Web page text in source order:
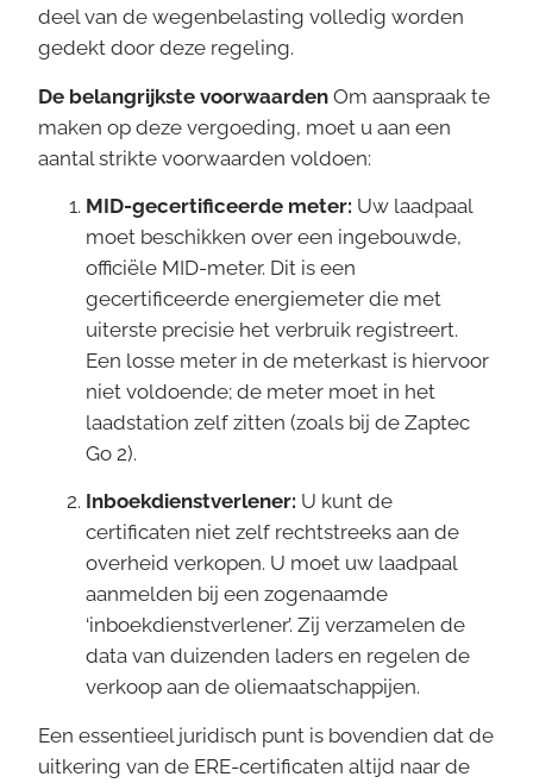
deel van de wegenbelasting volledig worden
gedekt door deze regeling.
De belangrijkste voorwaarden Om aanspraak te
maken op deze vergoeding, moet u aan een
aantal strikte voorwaarden voldoen:
MID-gecertificeerde meter: Uw laadpaal
moet beschikken over een ingebouwde,
officiële MID-meter. Dit is een
gecertificeerde energiemeter die met
uiterste precisie het verbruik registreert.
Een losse meter in de meterkast is hiervoor
niet voldoende; de meter moet in het
laadstation zelf zitten (zoals bij de Zaptec
Go 2).
Inboekdienstverlener: U kunt de
certificaten niet zelf rechtstreeks aan de
overheid verkopen. U moet uw laadpaal
aanmelden bij een zogenaamde
‘inboekdienstverlener’. Zij verzamelen de
data van duizenden laders en regelen de
verkoop aan de oliemaatschappijen.
Een essentieel juridisch punt is bovendien dat de
uitkering van de ERE-certificaten altijd naar de